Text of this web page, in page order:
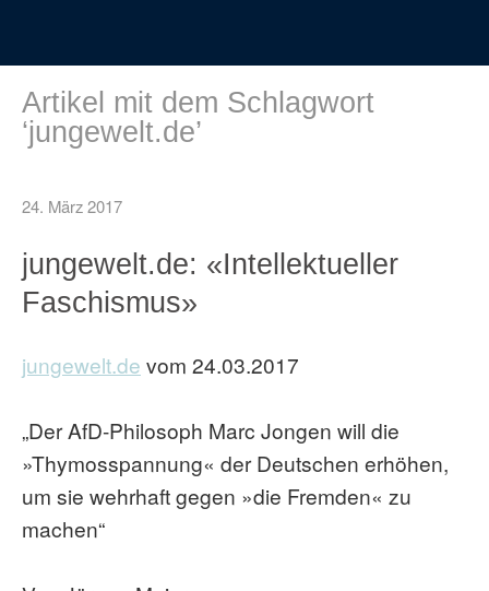
Artikel mit dem Schlagwort
‘jungewelt.de’
24. März 2017
jungewelt.de: «Intellektueller
Faschismus»
jungewelt.de vom 24.03.2017
„Der AfD-Philosoph Marc Jongen will die
»Thymosspannung« der Deutschen ­erhöhen,
um sie wehrhaft gegen »die Fremden« zu
machen“